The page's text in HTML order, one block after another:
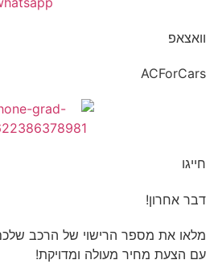
וואצאפ
ACForCars
חייגו
דבר אחרון!
מלאו את מספר הרישוי של הרכב שלכם
עם הצעת מחיר מעולה ומדויקת!